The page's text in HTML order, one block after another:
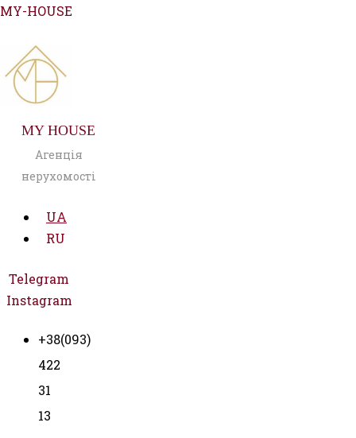
Перейти
вмісту
MY-HOUSE
MY HOUSE
Агенція
нерухомості
UA
RU
Telegram
Instagram
+38(093)
422
31
13